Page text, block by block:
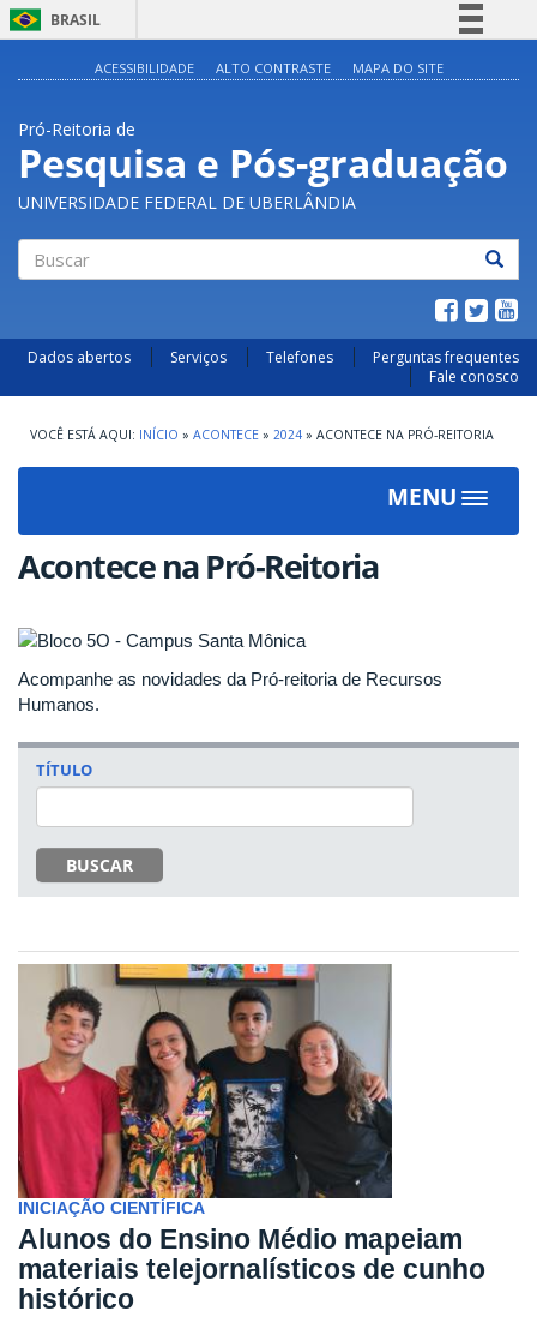
BRASIL
Acesso à informação
Legislação
Canais
ACESSIBILIDADE ALTO CONTRASTE MAPA DO SITE
Pró-Reitoria de
Pesquisa e Pós-graduação
UNIVERSIDADE FEDERAL DE UBERLÂNDIA
Dados abertos Serviços Telefones
Perguntas frequentes
Fale conosco
INÍCIO » ACONTECE » 2024 » ACONTECE NA PRÓ-REITORIA
MENU
Toggle
Acontece na Pró-Reitoria
Acompanhe as novidades da Pró-reitoria de Recursos
Humanos.
TÍTULO
BUSCAR
INICIAÇÃO CIENTÍFICA
Alunos do Ensino Médio mapeiam
materiais telejornalísticos de cunho
histórico